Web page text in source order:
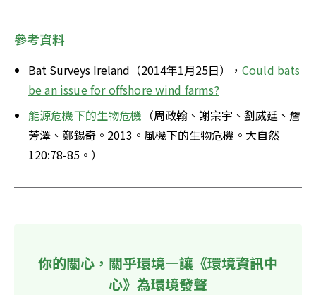
參考資料
Bat Surveys Ireland（2014年1月25日）， Could bats
be an issue for offshore wind farms?
能源危機下的生物危機 （周政翰、謝宗宇、劉威廷、詹
芳澤、鄭錫奇。2013。風機下的生物危機。大自然
120:78-85。）
你的關心，關乎環境—讓《環境資訊中
心》為環境發聲